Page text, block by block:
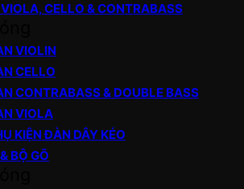
CELLO & CONTRABASS
VIOLIN
CELLO
CONTRABASS & DOUBLE BASS
VIOLA
KIỆN ĐÀN DÂY KÉO
BỘ GÕ